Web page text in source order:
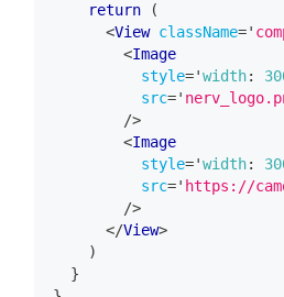
return
(
<View className='
<Image
style='width:
src='
/>
<Image
style='width:
src=' https://
/>
</View>
)
}